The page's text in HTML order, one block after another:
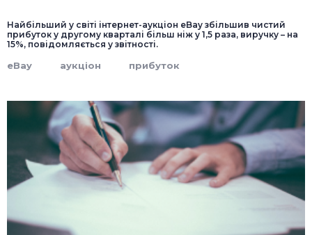
Найбільший у світі інтернет-аукціон eBay збільшив чистий
прибуток у другому кварталі більш ніж у 1,5 раза, виручку – на
15%, повідомляється у звітності.
eBay аукціон прибуток